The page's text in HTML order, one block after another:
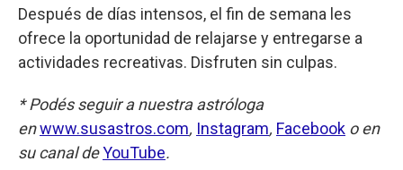
Después de días intensos, el fin de semana les
ofrece la oportunidad de relajarse y entregarse a
actividades recreativas. Disfruten sin culpas.
* Podés seguir a nuestra astróloga
enwww.susastros.com, Instagram, Facebook o en
su canal deYouTube.